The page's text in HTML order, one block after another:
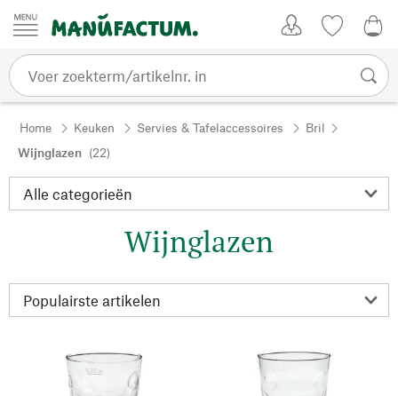
Passer au contenu
Home Keuken Servies & Tafelaccessoires
Bril
Wijnglazen (22)
Wijnglazen